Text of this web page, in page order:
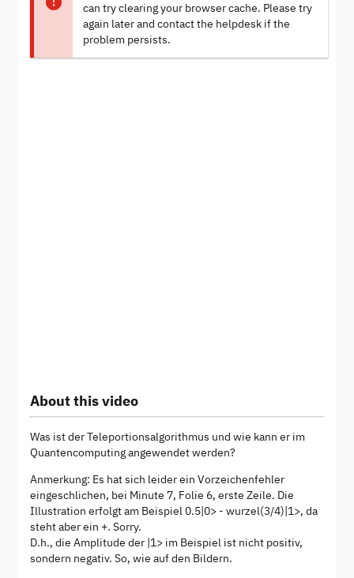
can try clearing your browser cache. Please try
again later and contact the helpdesk if the
problem persists.
About this video
Was ist der Teleportionsalgorithmus und wie kann er im
Quantencomputing angewendet werden?
Anmerkung: Es hat sich leider ein Vorzeichenfehler
eingeschlichen, bei Minute 7, Folie 6, erste Zeile. Die
Illustration erfolgt am Beispiel 0.5|0> - wurzel(3/4)|1>, da
steht aber ein +. Sorry.
D.h., die Amplitude der |1> im Beispiel ist nicht positiv,
sondern negativ. So, wie auf den Bildern.